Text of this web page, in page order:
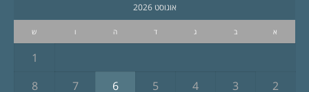
אוגוסט 2026
א ב ג ד ה ו ש
1
2
3
4
5
6
7
8